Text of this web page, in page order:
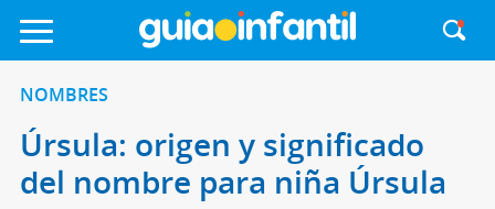
NOMBRES
Úrsula: origen y significado
del nombre para niña Úrsula